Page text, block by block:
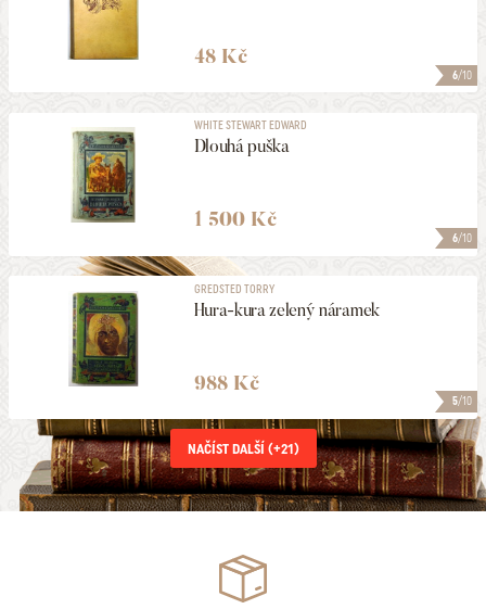
6/10
48 Kč
6/10
WHITE STEWART EDWARD
Dlouhá puška
1 500 Kč
5/10
GREDSTED TORRY
Hura-kura zelený náramek
988 Kč
NAČÍST DALŠÍ (+21)